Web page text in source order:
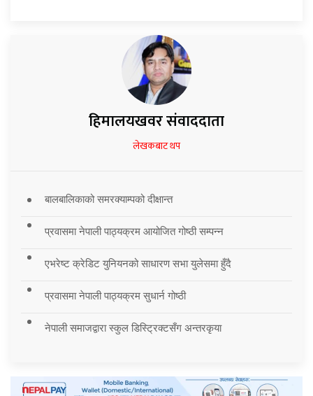
हिमालयखवर संवाददाता
लेखकबाट थप
बालबालिकाको समरक्याम्पको दीक्षान्त
प्रवासमा नेपाली पाठ्यक्रम आयोजित गोष्ठी सम्पन्न
एभरेष्ट क्रेडिट युनियनको साधारण सभा युलेसमा हुँदै
प्रवासमा नेपाली पाठ्यक्रम सुधार्न गोष्ठी
नेपाली समाजद्वारा स्कुल डिस्ट्रिक्टसँग अन्तरकृया